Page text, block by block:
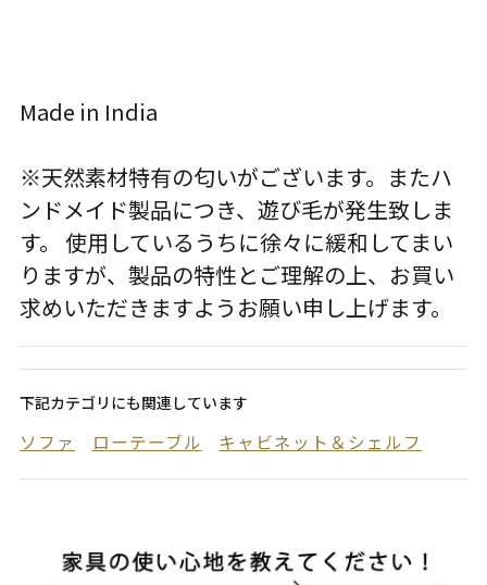
Made in India
※天然素材特有の匂いがございます。またハ
ンドメイド製品につき、遊び毛が発生致しま
す。 使用しているうちに徐々に緩和してまい
りますが、製品の特性とご理解の上、お買い
求めいただきますようお願い申し上げます。
下記カテゴリにも関連しています
ソファ ローテーブル キャビネット＆シェルフ